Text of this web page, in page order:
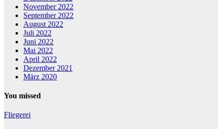
November 2022
September 2022
August 2022
Juli 2022
Juni 2022
Mai 2022
April 2022
Dezember 2021
März 2020
You missed
Fliegerei